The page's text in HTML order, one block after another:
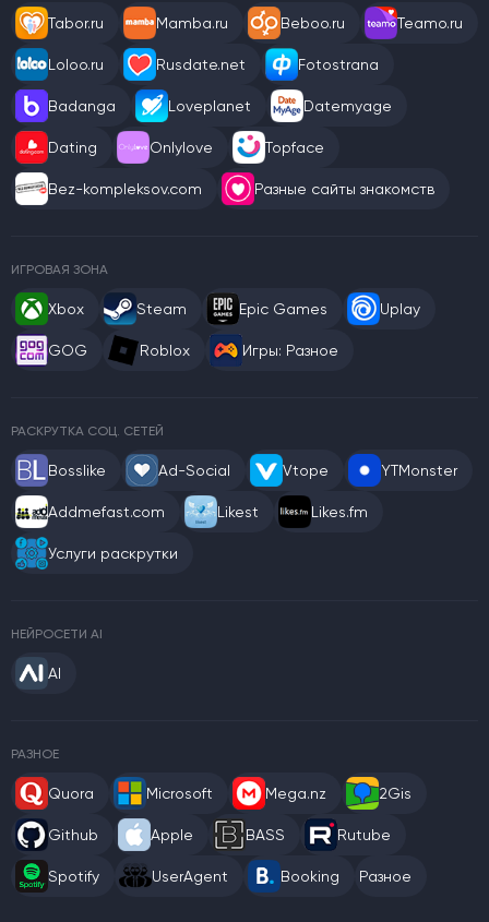
Tabor.ru Mamba.ru Beboo.ru Teamo.ru
Loloo.ru Rusdate.net Fotostrana
Badanga Loveplanet Datemyage
Dating Onlylove Topface
Bez-kompleksov.com Разные сайты знакомств
ИГРОВАЯ ЗОНА
Xbox Steam Epic Games Uplay
GOG Roblox Игры: Разное
РАСКРУТКА СОЦ. СЕТЕЙ
Bosslike Ad-Social Vtope YTMonster
Addmefast.com Likest Likes.fm
Услуги раскрутки
НЕЙРОСЕТИ AI
AI
РАЗНОЕ
Quora Microsoft Mega.nz 2Gis
Github Apple BASS Rutube
Spotify UserAgent Booking Разное